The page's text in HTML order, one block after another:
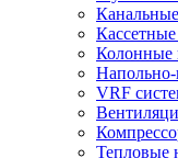
Колонные
VRF
Тепловые